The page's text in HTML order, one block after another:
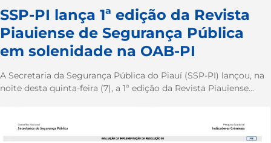
SSP-PI lança 1ª edição da Revista
Piauiense de Segurança Pública
em solenidade na OAB-PI
A Secretaria da Segurança Pública do Piauí (SSP-PI) lançou, na
noite desta quinta-feira (7), a 1ª edição da Revista Piauiense...